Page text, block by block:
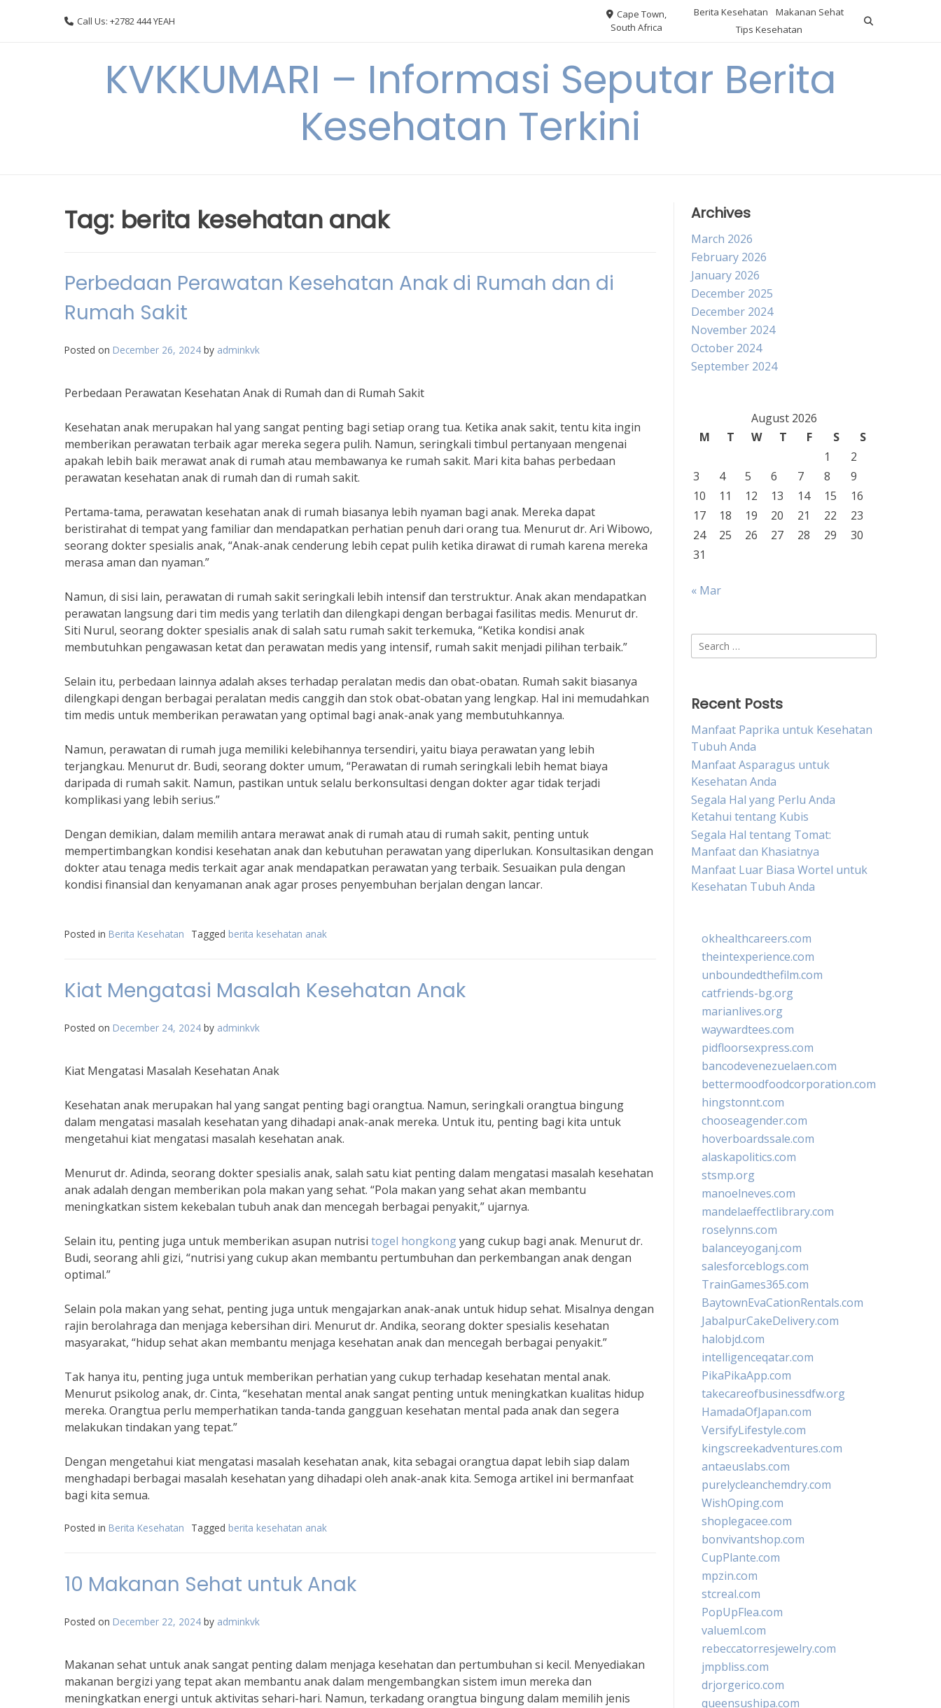
Call Us: +2782 444 YEAH
Cape Town,
South Africa
Berita Kesehatan
Makanan Sehat
Tips Kesehatan
KVKKUMARI – Informasi Seputar Berita
Kesehatan Terkini
Tag: berita kesehatan anak
Perbedaan Perawatan Kesehatan Anak di Rumah dan di
Rumah Sakit
Posted on December 26, 2024 by adminkvk
Perbedaan Perawatan Kesehatan Anak di Rumah dan di Rumah Sakit
Kesehatan anak merupakan hal yang sangat penting bagi setiap orang tua. Ketika anak sakit, tentu kita ingin
memberikan perawatan terbaik agar mereka segera pulih. Namun, seringkali timbul pertanyaan mengenai
apakah lebih baik merawat anak di rumah atau membawanya ke rumah sakit. Mari kita bahas perbedaan
perawatan kesehatan anak di rumah dan di rumah sakit.
Pertama-tama, perawatan kesehatan anak di rumah biasanya lebih nyaman bagi anak. Mereka dapat
beristirahat di tempat yang familiar dan mendapatkan perhatian penuh dari orang tua. Menurut dr. Ari Wibowo,
seorang dokter spesialis anak, “Anak-anak cenderung lebih cepat pulih ketika dirawat di rumah karena mereka
merasa aman dan nyaman.”
Namun, di sisi lain, perawatan di rumah sakit seringkali lebih intensif dan terstruktur. Anak akan mendapatkan
perawatan langsung dari tim medis yang terlatih dan dilengkapi dengan berbagai fasilitas medis. Menurut dr.
Siti Nurul, seorang dokter spesialis anak di salah satu rumah sakit terkemuka, “Ketika kondisi anak
membutuhkan pengawasan ketat dan perawatan medis yang intensif, rumah sakit menjadi pilihan terbaik.”
Selain itu, perbedaan lainnya adalah akses terhadap peralatan medis dan obat-obatan. Rumah sakit biasanya
dilengkapi dengan berbagai peralatan medis canggih dan stok obat-obatan yang lengkap. Hal ini memudahkan
tim medis untuk memberikan perawatan yang optimal bagi anak-anak yang membutuhkannya.
Namun, perawatan di rumah juga memiliki kelebihannya tersendiri, yaitu biaya perawatan yang lebih
terjangkau. Menurut dr. Budi, seorang dokter umum, “Perawatan di rumah seringkali lebih hemat biaya
daripada di rumah sakit. Namun, pastikan untuk selalu berkonsultasi dengan dokter agar tidak terjadi
komplikasi yang lebih serius.”
Dengan demikian, dalam memilih antara merawat anak di rumah atau di rumah sakit, penting untuk
mempertimbangkan kondisi kesehatan anak dan kebutuhan perawatan yang diperlukan. Konsultasikan dengan
dokter atau tenaga medis terkait agar anak mendapatkan perawatan yang terbaik. Sesuaikan pula dengan
kondisi finansial dan kenyamanan anak agar proses penyembuhan berjalan dengan lancar.
Posted in Berita Kesehatan Tagged berita kesehatan anak
Kiat Mengatasi Masalah Kesehatan Anak
Posted on December 24, 2024 by adminkvk
Kiat Mengatasi Masalah Kesehatan Anak
Kesehatan anak merupakan hal yang sangat penting bagi orangtua. Namun, seringkali orangtua bingung
dalam mengatasi masalah kesehatan yang dihadapi anak-anak mereka. Untuk itu, penting bagi kita untuk
mengetahui kiat mengatasi masalah kesehatan anak.
Menurut dr. Adinda, seorang dokter spesialis anak, salah satu kiat penting dalam mengatasi masalah kesehatan
anak adalah dengan memberikan pola makan yang sehat. “Pola makan yang sehat akan membantu
meningkatkan sistem kekebalan tubuh anak dan mencegah berbagai penyakit,” ujarnya.
Selain itu, penting juga untuk memberikan asupan nutrisi togel hongkongyang cukup bagi anak. Menurut dr.
Budi, seorang ahli gizi, “nutrisi yang cukup akan membantu pertumbuhan dan perkembangan anak dengan
optimal.”
Selain pola makan yang sehat, penting juga untuk mengajarkan anak-anak untuk hidup sehat. Misalnya dengan
rajin berolahraga dan menjaga kebersihan diri. Menurut dr. Andika, seorang dokter spesialis kesehatan
masyarakat, “hidup sehat akan membantu menjaga kesehatan anak dan mencegah berbagai penyakit.”
Tak hanya itu, penting juga untuk memberikan perhatian yang cukup terhadap kesehatan mental anak.
Menurut psikolog anak, dr. Cinta, “kesehatan mental anak sangat penting untuk meningkatkan kualitas hidup
mereka. Orangtua perlu memperhatikan tanda-tanda gangguan kesehatan mental pada anak dan segera
melakukan tindakan yang tepat.”
Dengan mengetahui kiat mengatasi masalah kesehatan anak, kita sebagai orangtua dapat lebih siap dalam
menghadapi berbagai masalah kesehatan yang dihadapi oleh anak-anak kita. Semoga artikel ini bermanfaat
bagi kita semua.
Posted in Berita Kesehatan Tagged berita kesehatan anak
10 Makanan Sehat untuk Anak
Posted on December 22, 2024 by adminkvk
Makanan sehat untuk anak sangat penting dalam menjaga kesehatan dan pertumbuhan si kecil. Menyediakan
makanan bergizi yang tepat akan membantu anak dalam mengembangkan sistem imun mereka dan
meningkatkan energi untuk aktivitas sehari-hari. Namun, terkadang orangtua bingung dalam memilih jenis
Archives
March 2026
February 2026
January 2026
December 2025
December 2024
November 2024
October 2024
September 2024
August 2026
M
T W T F S
S
1
2
3
4 5 6 7 8
9
10
11 12 13 14 15
16
17
18 19 20 21 22
23
24
25 26 27 28 29
30
31
« Mar
Search
for:
Recent Posts
Manfaat Paprika untuk Kesehatan
Tubuh Anda
Manfaat Asparagus untuk
Kesehatan Anda
Segala Hal yang Perlu Anda
Ketahui tentang Kubis
Segala Hal tentang Tomat:
Manfaat dan Khasiatnya
Manfaat Luar Biasa Wortel untuk
Kesehatan Tubuh Anda
okhealthcareers.com
theintexperience.com
unboundedthefilm.com
catfriends-bg.org
marianlives.org
waywardtees.com
pidfloorsexpress.com
bancodevenezuelaen.com
bettermoodfoodcorporation.com
hingstonnt.com
chooseagender.com
hoverboardssale.com
alaskapolitics.com
stsmp.org
manoelneves.com
mandelaeffectlibrary.com
roselynns.com
balanceyoganj.com
salesforceblogs.com
TrainGames365.com
BaytownEvaCationRentals.com
JabalpurCakeDelivery.com
halobjd.com
intelligenceqatar.com
PikaPikaApp.com
takecareofbusinessdfw.org
HamadaOfJapan.com
VersifyLifestyle.com
kingscreekadventures.com
antaeuslabs.com
purelycleanchemdry.com
WishOping.com
shoplegacee.com
bonvivantshop.com
CupPlante.com
mpzin.com
stcreal.com
PopUpFlea.com
valueml.com
rebeccatorresjewelry.com
jmpbliss.com
drjorgerico.com
queensushipa.com